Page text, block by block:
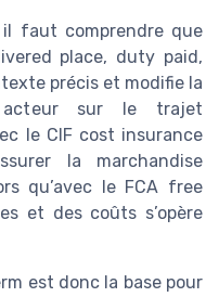
faut comprendre que
place, duty paid,
précis et modifie la
acteur sur le trajet
le CIF cost insurance
la marchandise
qu’avec le FCA free
et des coûts s’opère
est donc la base pour